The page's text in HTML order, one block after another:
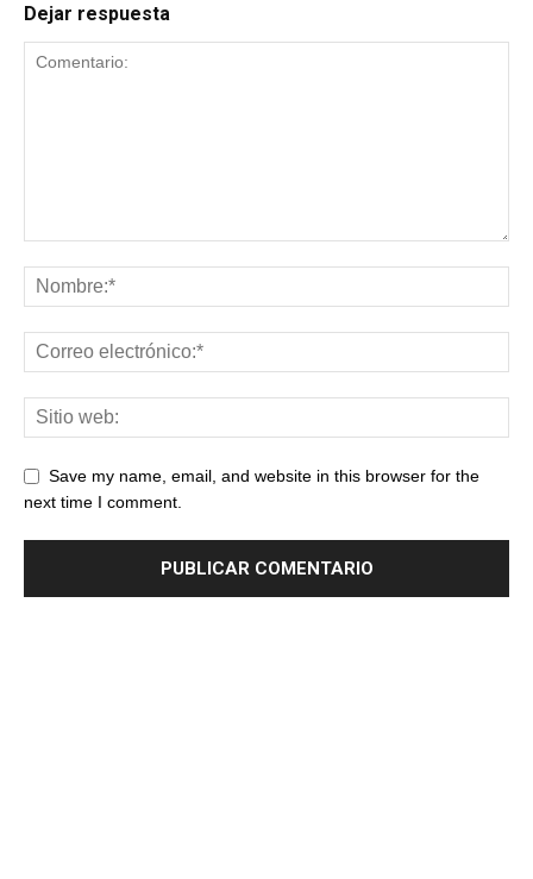
Dejar respuesta
Save my name, email, and website in this browser for the
next time I comment.